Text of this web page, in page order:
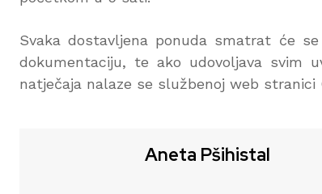
Svaka dostavljena ponuda smatrat će
dokumentaciju, te ako udovoljava svim
natječaja nalaze se službenoj web stranici
Aneta Pšihistal